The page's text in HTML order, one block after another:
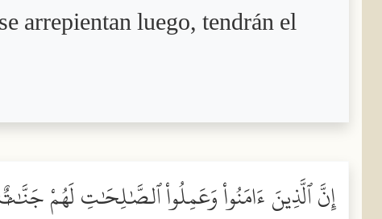
arrepientan luego, tendrán el
إِنَّ ٱلَّذِينَ ءَامَنُواْ وَعَمِلُواْ ٱلصَّٰلِحَٰتِ لَهُمْ